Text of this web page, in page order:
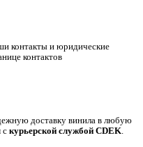
контакты и юридические
контактов
доставку винила в любую
с курьерской службой CDEK